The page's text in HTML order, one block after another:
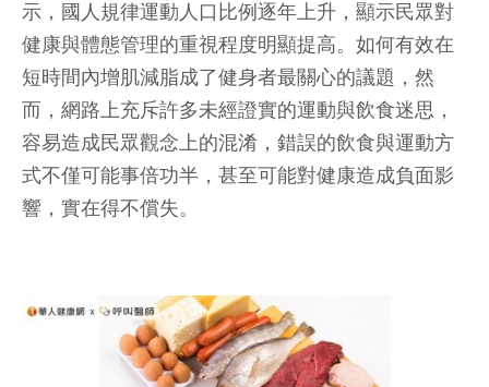
示，國人規律運動人口比例逐年上升，顯示民眾對
健康與體態管理的重視程度明顯提高。如何有效在
短時間內增肌減脂成了健身者最關心的議題，然
而，網路上充斥許多未經證實的運動與飲食迷思，
容易造成民眾觀念上的混淆，錯誤的飲食與運動方
式不僅可能事倍功半，甚至可能對健康造成負面影
響，實在得不償失。